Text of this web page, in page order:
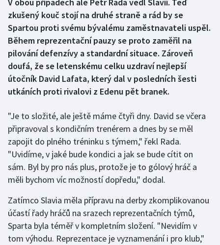
Box
Curling
Dostihy
Florbal
Futsal
Golf
Gymnastika
Házená
Judo
Krasobruslení
V obou případech ale Petr Rada vedl Slavii. Teď
zkušený kouč stojí na druhé straně a rád by se
Spartou proti svému bývalému zaměstnavateli uspěl.
Během reprezentační pauzy se proto zaměřil na
pilování defenzívy a standardní situace. Zároveň
doufá, že se letenskému celku uzdraví nejlepší
útočník David Lafata, který dal v posledních šesti
utkáních proti rivalovi z Edenu pět branek.
"Je to složité, ale ještě máme čtyři dny. David se včera
připravoval s kondičním trenérem a dnes by se měl
zapojit do plného tréninku s týmem," řekl Rada.
"Uvidíme, v jaké bude kondici a jak se bude cítit on
sám. Byl by pro nás plus, protože je to gólový hráč a
měli bychom víc možností dopředu," dodal.
Zatímco Slavia měla přípravu na derby zkomplikovanou
účastí řady hráčů na srazech reprezentačních týmů,
Sparta byla téměř v kompletním složení. "Nevidím v
tom výhodu. Reprezentace je vyznamenání i pro klub,"